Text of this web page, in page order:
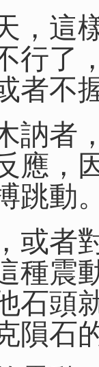
這樣
行了
者不
者，
應，
跳動
者對
種震
石頭
隕石